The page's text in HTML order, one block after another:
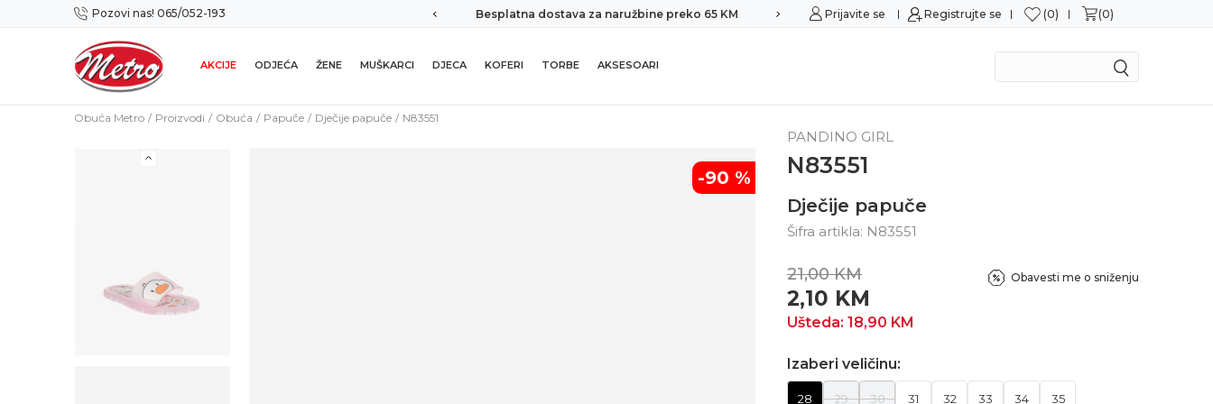
Pozovi nas! 065/052-193
Preuzmi NOVU Metro mobilnu aplikaciju! Besplatna dostava za naružbine preko 65 KM Sigurna kupovina
Prijavite se Registrujte se 0 0
AKCIJE ODJEĆA ŽENE MUŠKARCI DJECA KOFERI TORBE AKSESOARI
Obuća Metro Proizvodi Obuća Papuče Dječije papuče N83551
-90 %
PANDINO GIRL
N83551
Dječije papuče
Šifra artikla: N83551
21,00 KM
2,10 KM
Ušteda: 18,90 KM
Obavesti me o sniženju
Izaberi veličinu:
28 29 30 31 32 33 34 35